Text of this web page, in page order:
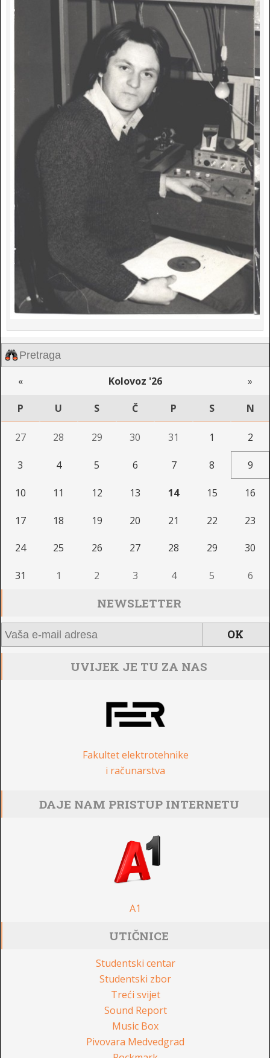
« Kolovoz '26 »
P U S Č P S N
27 28 29 30 31 1 2
3 4 5 6 7 8 9
10 11 12 13 14 15 16
17 18 19 20 21 22 23
24 25 26 27 28 29 30
31 1 2 3 4 5 6
NEWSLETTER
UVIJEK JE TU ZA NAS
Fakultet elektrotehnike
i računarstva
DAJE NAM PRISTUP INTERNETU
A1
UTIČNICE
Studentski centar
Studentski zbor
Treći svijet
Sound Report
Music Box
Pivovara Medvedgrad